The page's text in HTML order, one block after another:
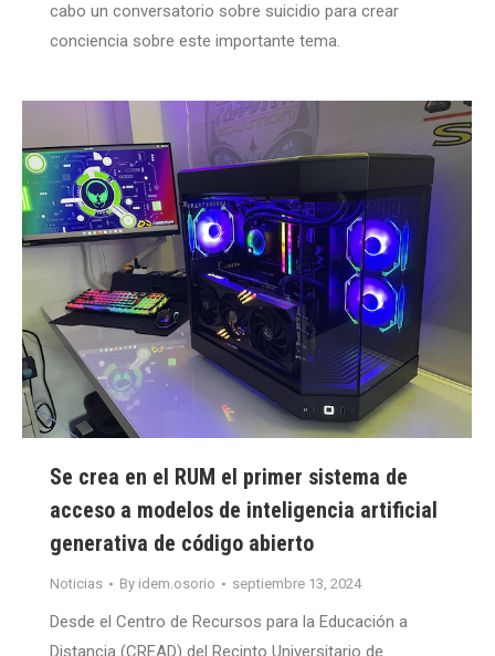
cabo un conversatorio sobre suicidio para crear
conciencia sobre este importante tema.
Se crea en el RUM el primer sistema de
acceso a modelos de inteligencia artificial
generativa de código abierto
Noticias By idem.osorio septiembre 13, 2024
Desde el Centro de Recursos para la Educación a
Distancia (CREAD) del Recinto Universitario de